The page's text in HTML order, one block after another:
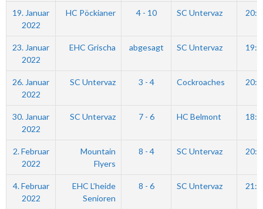
19. Januar
2022
HC Pöckianer 4 - 10 SC Untervaz
23. Januar
2022
EHC Grischa abgesagt SC Untervaz
26. Januar
2022
SC Untervaz 3 - 4 Cockroaches
30. Januar
2022
SC Untervaz 7 - 6 HC Belmont
2. Februar
2022
Mountain
Flyers
8 - 4 SC Untervaz
4. Februar
2022
EHC L’heide
Senioren
8 - 6 SC Untervaz